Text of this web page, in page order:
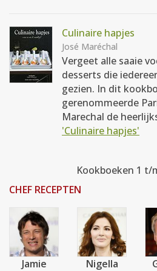
Culinaire hapjes
José Maréchal
Vergeet alle saaie
desserts die
gezien. In dit
gerenommeerde
Marechal de
'Culinaire hapjes'
Kookboeken 1 t/
CHEF RECEPTEN
Jamie Nigella